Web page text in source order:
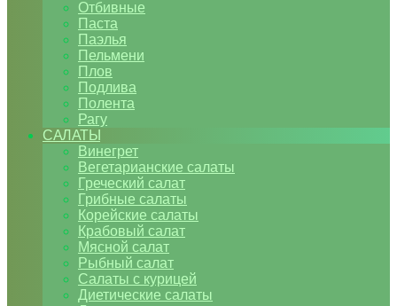
Отбивные
Паста
Паэлья
Пельмени
Плов
Подлива
Полента
Рагу
САЛАТЫ
Винегрет
Вегетарианские салаты
Греческий салат
Грибные салаты
Корейские салаты
Крабовый салат
Мясной салат
Рыбный салат
Салаты с курицей
Диетические салаты